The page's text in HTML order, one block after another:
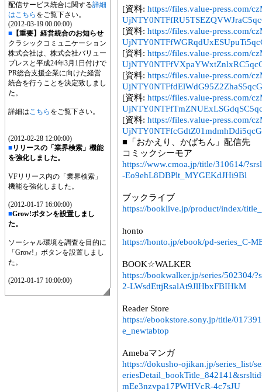
配信サービス統合に関する詳細
はこちら をご覧下さい。
(2012-03-19 00:00:00)
■ 【重要】経営統合のお知らせ
クラシックコミュニケーション
株式会社は、株式会社バリュー
プレスと平成24年3月1日付けで
PR総合支援企業に向けた経営
統合を行うことを決定致しまし
た。
詳細はこちら をご覧下さい。
(2012-02-28 12:00:00)
■リリースの「業界検索」機能
を強化しました。
VFリリース内の「業界検索」
機能を強化しました。
(2012-01-17 16:00:00)
■Grow!ボタンを設置しまし
た。
ソーシャル環境を調査を目的に
「Grow!」ボタンを設置しまし
た。
(2012-01-17 10:00:00)
[資料: https://files.value-press.com/
[資料: https://files.value-press.com/
[資料: https://files.value-press.com/
[資料: https://files.value-press.com/
[資料: https://files.value-press.com/
[資料: https://files.value-press.com/
■「おかえり、かぱちん」配信先
コミックシーモア
https://www.cmoa.jp/title/310614/
-Eo9ehL8DBPlt_MYGEKdJHi9Bl
ブックライブ
https://booklive.jp/product/index/
honto
https://honto.jp/ebook/pd-series_C-
BOOK☆WALKER
https://bookwalker.jp/series/502304/
2-LWsdEttjRsalAt9JlHbxFBIHkM
Reader Store
https://ebookstore.sony.jp/title/
e_newtabtop
Amebaマンガ
https://dokusho-ojikan.jp/series_list/
mEe3nzvpa17PWHVcR-4c7sJU